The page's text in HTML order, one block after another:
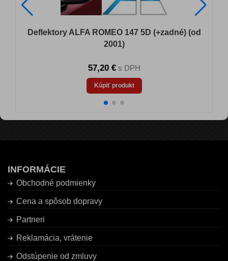
Deflektory ALFA ROMEO 147 5D (+zadné) (od
2001)
57,20 €s DPH
Kúpiť produkt
INFORMÁCIE
Obchodné podmienky
Cena a spôsob dopravy
Partneri
Reklamácia, vrátenie
Odstúpenie od zmluvy